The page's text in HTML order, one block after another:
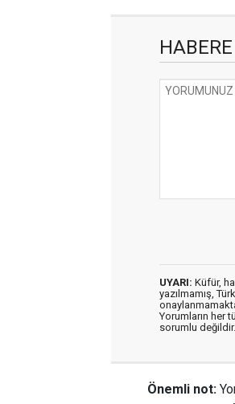
HABERE
UYARI: Küfür,
yazılmamış,
Yorumların her
sorumlu değildir.
Önemli not: